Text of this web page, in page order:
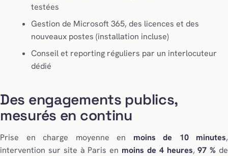
testées
Gestion de Microsoft 365, des licences et des
nouveaux postes (installation incluse)
Conseil et reporting réguliers par un interlocuteur
dédié
Des engagements publics,
mesurés en continu
Prise en charge moyenne en moins de 10 minutes,
intervention sur site à Paris en moins de 4 heures,97 % de